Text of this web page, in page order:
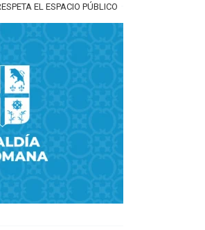
EL ESPACIO PÚBLICO